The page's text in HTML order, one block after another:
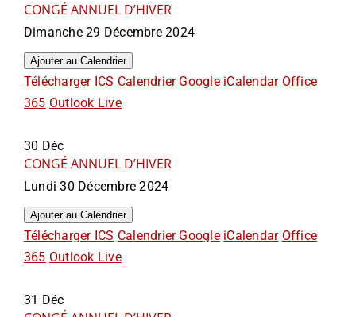
CONGÉ ANNUEL D’HIVER
Dimanche 29 Décembre 2024
Ajouter au Calendrier
Télécharger ICS Calendrier Google iCalendar Office
365 Outlook Live
30 Déc
CONGÉ ANNUEL D’HIVER
Lundi 30 Décembre 2024
Ajouter au Calendrier
Télécharger ICS Calendrier Google iCalendar Office
365 Outlook Live
31 Déc